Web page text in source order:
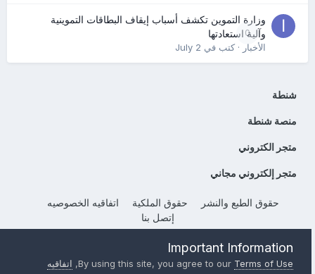
0
وزارة التموين تكشف أسباب إيقاف البطاقات التموينية
وآلية استعادتها
الأخبار· كتب في July 2
شنطة
منصة شنطة
متجر الكتروني
متجر إلكتروني مجاني
حقوق الطبع والنشر حقوق الملكية
اتفاقيه الخصوصيه
إتصل بنا
Important Information
By using this site, you agree to ourTerms of Use
, اتفاقيه